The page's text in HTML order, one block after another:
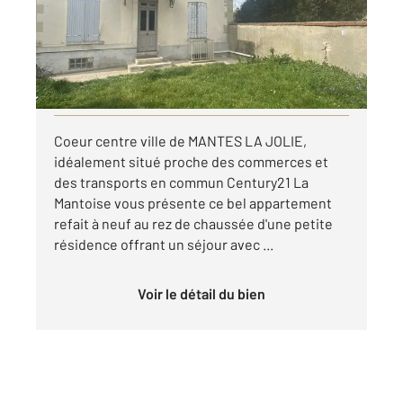
Appartement F2 à louer
595 €
par mois charges comprises
Visiter le site dédié
Coeur centre ville de MANTES LA JOLIE,
idéalement situé proche des commerces et
des transports en commun Century21 La
Mantoise vous présente ce bel appartement
refait à neuf au rez de chaussée d'une petite
résidence offrant un séjour avec ...
Voir le détail du bien